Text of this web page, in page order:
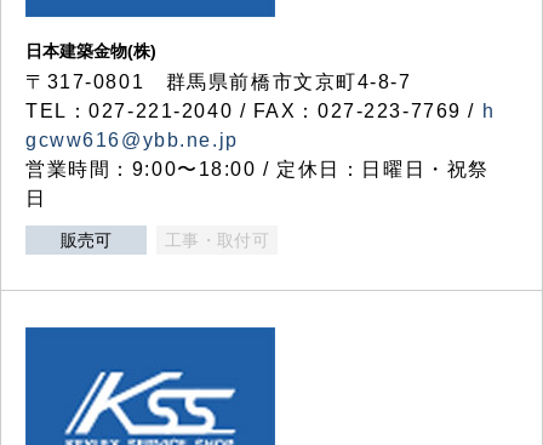
日本建築金物(株)
〒317‐0801 群馬県前橋市文京町4-8-7
TEL：027-221-2040 / FAX：027-223-7769 / h
gcww616@ybb.ne.jp
営業時間：9:00〜18:00 / 定休日：日曜日・祝祭
日
販売可 工事・取付可